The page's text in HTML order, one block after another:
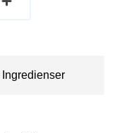
Ingredienser